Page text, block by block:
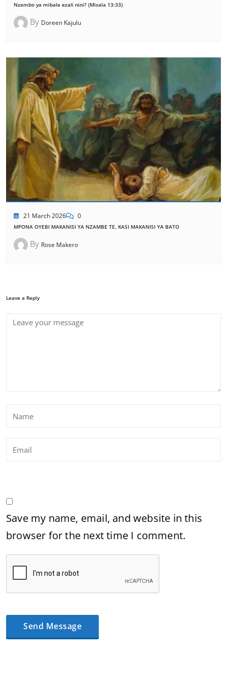
Nzembo ya mibale ezali nini? (Misala 13:33)
By Doreen Kajulu
21 March 2026 0
MPONA OYEBI MAKANISI YA NZAMBE TE, KASI MAKANISI YA BATO
By Rose Makero
Leave a Reply
Save my name, email, and website in this
browser for the next time I comment.